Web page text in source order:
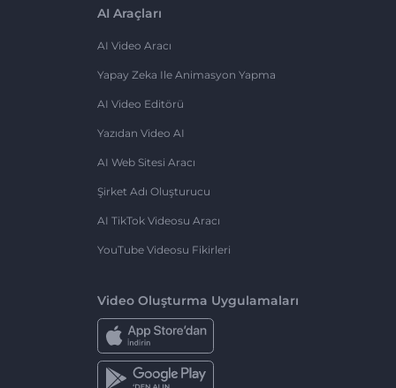
AI Araçları
AI Video Aracı
Yapay Zeka Ile Animasyon Yapma
AI Video Editörü
Yazıdan Video AI
AI Web Sitesi Aracı
Şirket Adı Oluşturucu
AI TikTok Videosu Aracı
YouTube Videosu Fikirleri
Video Oluşturma Uygulamaları